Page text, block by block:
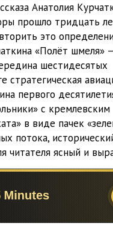
Анатолия
прошло тридцать
это
«Полёт шмеля»
шестидесятых
стратегическая
первого
с кремлевским
в виде пачек
потока,
читателя ясный и